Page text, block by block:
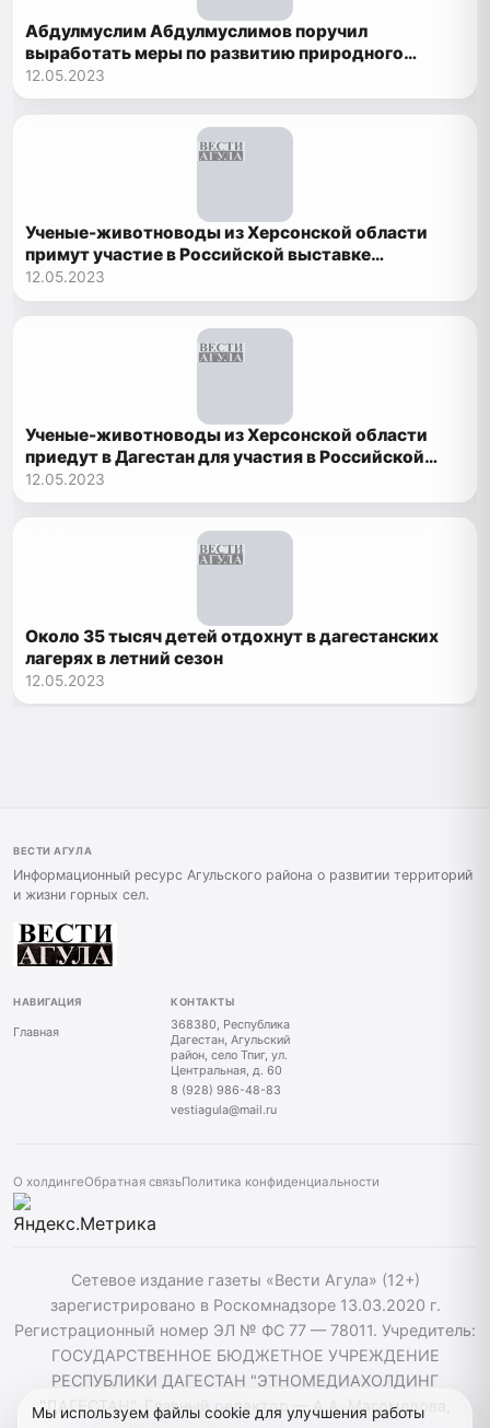
Абдулмуслим Абдулмуслимов поручил
выработать меры по развитию природного
заповедника «Дагестанский»
12.05.2023
Ученые-животноводы из Херсонской области
примут участие в Российской выставке
племенных овец и коз в Дагестане
12.05.2023
Ученые-животноводы из Херсонской области
приедут в Дагестан для участия в Российской
выставке племенных овец и коз
12.05.2023
Около 35 тысяч детей отдохнут в дагестанских
лагерях в летний сезон
12.05.2023
ВЕСТИ АГУЛА
Информационный ресурс Агульского района о развитии территорий
и жизни горных сел.
НАВИГАЦИЯ
Главная
КОНТАКТЫ
368380, Республика
Дагестан, Агульский
район, село Тпиг, ул.
Центральная, д. 60
8 (928) 986-48-83
vestiagula@mail.ru
О холдингеОбратная связьПолитика конфиденциальности
Сетевое издание газеты «Вести Агула» (12+)
зарегистрировано в Роскомнадзоре 13.03.2020 г.
Регистрационный номер ЭЛ № ФС 77 — 78011. Учредитель:
ГОСУДАРСТВЕННОЕ БЮДЖЕТНОЕ УЧРЕЖДЕНИЕ
РЕСПУБЛИКИ ДАГЕСТАН "ЭТНОМЕДИАХОЛДИНГ
"ДАГЕСТАН". Главный редактор — А.А. Магомедова,
Мы используем файлы cookie для улучшения работы